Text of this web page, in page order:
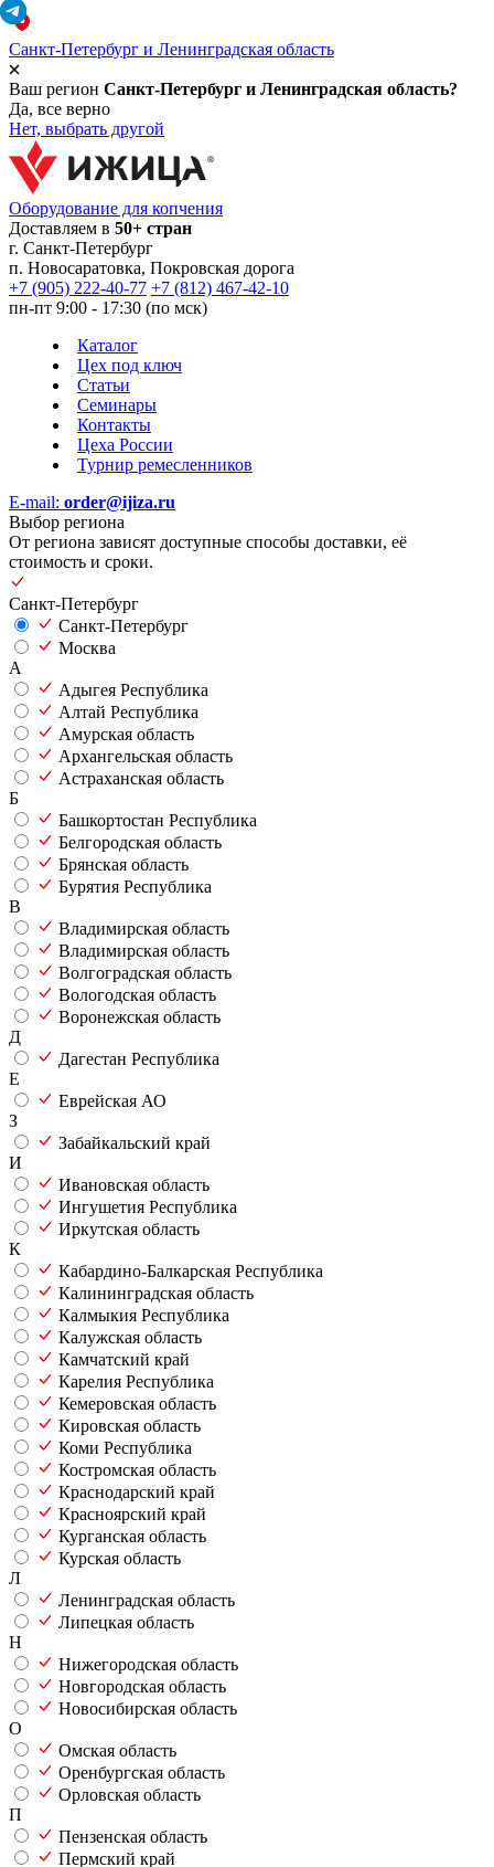
Санкт-Петербург и Ленинградская область
Ваш регион Санкт-Петербург и Ленинградская область?
Да, все верно
Нет, выбрать другой
Оборудование для копчения
Доставляем в 50+ стран
г. Санкт-Петербург
п. Новосаратовка, Покровская дорога
+7 (905) 222-40-77 +7 (812) 467-42-10
пн-пт 9:00 - 17:30 (по мск)
Каталог
Цех под ключ
Статьи
Семинары
Контакты
Цеха России
Турнир ремесленников
E-mail: order@ijiza.ru
Выбор региона
От региона зависят доступные способы доставки, её
стоимость и сроки.
Санкт-Петербург
Санкт-Петербург
Москва
А
Адыгея Республика
Алтай Республика
Амурская область
Архангельская область
Астраханская область
Б
Башкортостан Республика
Белгородская область
Брянская область
Бурятия Республика
В
Владимирская область
Владимирская область
Волгоградская область
Вологодская область
Воронежская область
Д
Дагестан Республика
Е
Еврейская АО
З
Забайкальский край
И
Ивановская область
Ингушетия Республика
Иркутская область
К
Кабардино-Балкарская Республика
Калининградская область
Калмыкия Республика
Калужская область
Камчатский край
Карелия Республика
Кемеровская область
Кировская область
Коми Республика
Костромская область
Краснодарский край
Красноярский край
Курганская область
Курская область
Л
Ленинградская область
Липецкая область
Н
Нижегородская область
Новгородская область
Новосибирская область
О
Омская область
Оренбургская область
Орловская область
П
Пензенская область
Пермский край